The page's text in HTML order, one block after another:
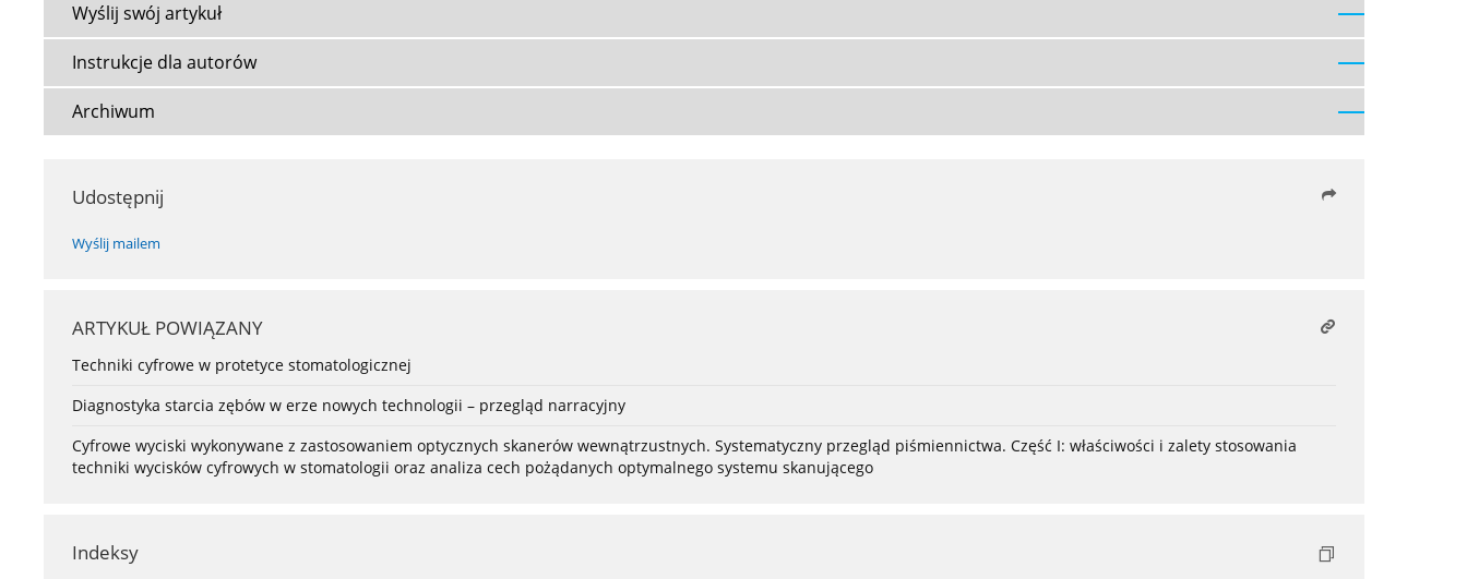
Wyślij swój artykuł
Instrukcje dla autorów
Archiwum
Udostępnij
Wyślij mailem
ARTYKUŁ POWIĄZANY
Techniki cyfrowe w protetyce stomatologicznej
Diagnostyka starcia zębów w erze nowych technologii – przegląd narracyjny
Cyfrowe wyciski wykonywane z zastosowaniem optycznych skanerów wewnątrzustnych. Systematyczny przegląd piśmiennictwa. Część I: właściwości i zalety stosowania
techniki wycisków cyfrowych w stomatologii oraz analiza cech pożądanych optymalnego systemu skanującego
Indeksy